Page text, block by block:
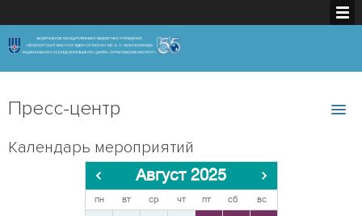
Пресс-центр
Календарь мероприятий
Август 2025
пн вт ср чт пт сб вс